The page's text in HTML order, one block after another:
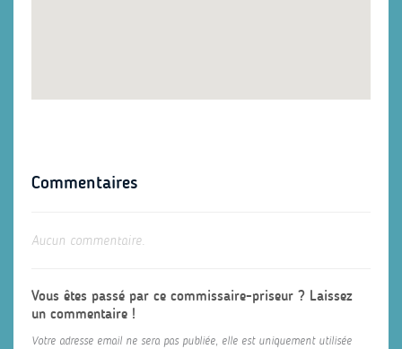
Commentaires
Aucun commentaire.
Vous êtes passé par ce commissaire-priseur ? Laissez
un commentaire !
Votre adresse email ne sera pas publiée, elle est uniquement utilisée